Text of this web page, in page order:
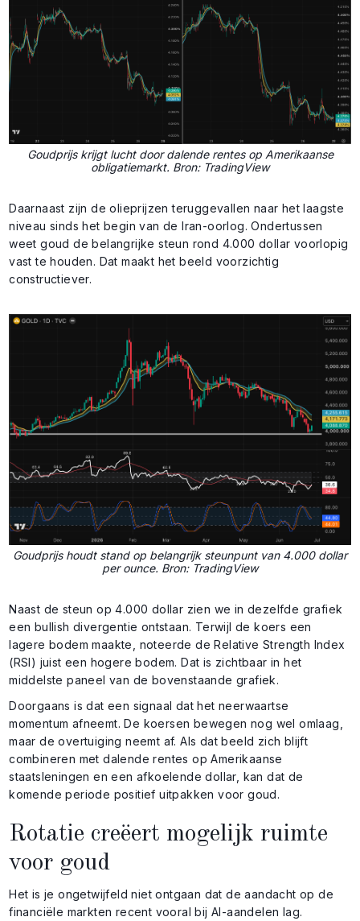
Goudprijs krijgt lucht door dalende rentes op Amerikaanse
obligatiemarkt. Bron: TradingView
Daarnaast zijn de olieprijzen teruggevallen naar het laagste
niveau sinds het begin van de Iran-oorlog. Ondertussen
weet goud de belangrijke steun rond 4.000 dollar voorlopig
vast te houden. Dat maakt het beeld voorzichtig
constructiever.
Goudprijs houdt stand op belangrijk steunpunt van 4.000 dollar
per ounce. Bron: TradingView
Naast de steun op 4.000 dollar zien we in dezelfde grafiek
een bullish divergentie ontstaan. Terwijl de koers een
lagere bodem maakte, noteerde de Relative Strength Index
(RSI) juist een hogere bodem. Dat is zichtbaar in het
middelste paneel van de bovenstaande grafiek.
Doorgaans is dat een signaal dat het neerwaartse
momentum afneemt. De koersen bewegen nog wel omlaag,
maar de overtuiging neemt af. Als dat beeld zich blijft
combineren met dalende rentes op Amerikaanse
staatsleningen en een afkoelende dollar, kan dat de
komende periode positief uitpakken voor goud.
Rotatie creëert mogelijk ruimte
voor goud
Het is je ongetwijfeld niet ontgaan dat de aandacht op de
financiële markten recent vooral bij AI-aandelen lag.